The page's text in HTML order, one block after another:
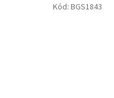
Kód: BGS1843